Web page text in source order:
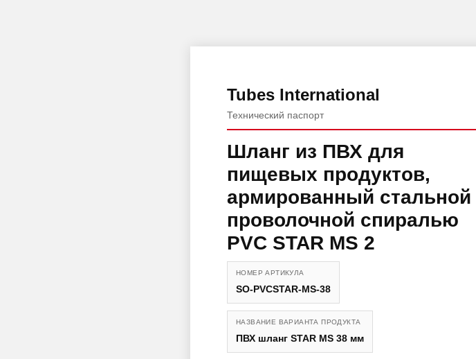
Tubes International
Технический паспорт
Шланг из ПВХ для
пищевых продуктов,
армированный стальной
проволочной спиралью
PVC STAR MS 2
НОМЕР АРТИКУЛА
SO-PVCSTAR-MS-38
НАЗВАНИЕ ВАРИАНТА ПРОДУКТА
ПВХ шланг STAR MS 38 мм